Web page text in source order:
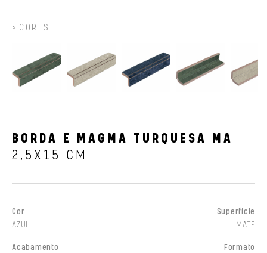
CORES
BORDA E MAGMA TURQUESA MA
2,5X15 CM
Cor
AZUL
Superfície
MATE
Acabamento
Formato